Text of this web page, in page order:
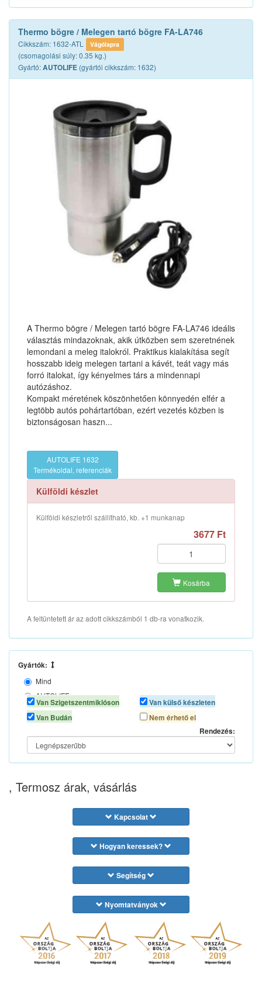
Thermo bögre / Melegen tartó bögre FA-LA746
Cikkszám: 1632-ATL Vágólapra
(csomagolási súly: 0.35 kg.)
Gyártó:AUTOLIFE (gyártói cikkszám: 1632)
A Thermo bögre / Melegen tartó bögre FA-LA746 ideális
választás mindazoknak, akik útközben sem szeretnének
lemondani a meleg italokról. Praktikus kialakítása segít
hosszabb ideig melegen tartani a kávét, teát vagy más
forró italokat, így kényelmes társ a mindennapi
autózáshoz.
Kompakt méretének köszönhetően könnyedén elfér a
legtöbb autós pohártartóban, ezért vezetés közben is
biztonságosan haszn...
AUTOLIFE 1632
Termékoldal, referenciák
Külföldi készlet
Külföldi készletről szállítható, kb. +1 munkanap
3677 Ft
Kosárba
A feltüntetett ár az adott cikkszámból 1 db-ra vonatkozik.
Gyártók:
Mind
AUTOLIFE
CARMOTION
Van Szigetszentmiklóson
Van Budán
Van külső készleten
Nem érhető el
Rendezés:
, Termosz árak, vásárlás
Kapcsolat
Hogyan keressek?
Segítség
Nyomtatványok